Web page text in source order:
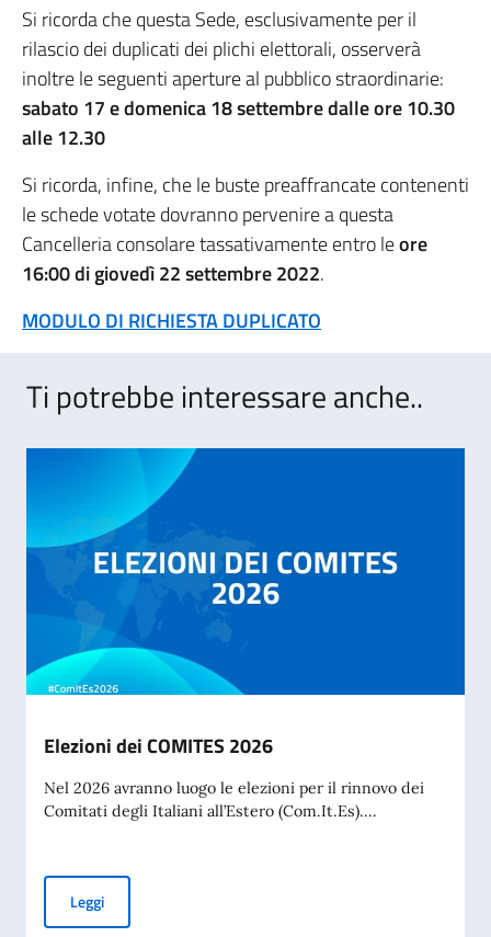
Si ricorda che questa Sede, esclusivamente per il
rilascio dei duplicati dei plichi elettorali, osserverà
inoltre le seguenti aperture al pubblico straordinarie:
sabato 17 e domenica 18 settembre dalle ore 10.30
alle 12.30
Si ricorda, infine, che le buste preaffrancate contenenti
le schede votate dovranno pervenire a questa
Cancelleria consolare tassativamente entro leore
16:00 di giovedì 22 settembre 2022.
MODULO DI RICHIESTA DUPLICATO
Ti potrebbe interessare anche..
Elezioni dei COMITES 2026
Nel 2026 avranno luogo le elezioni per il rinnovo dei
Comitati degli Italiani all’Estero (Com.It.Es)....
LeggiElezioni dei COMITES 2026